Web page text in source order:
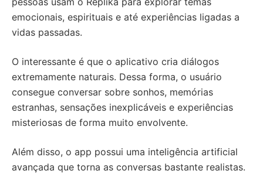
emocionais, espirituais e até experiências ligadas a
vidas passadas.
O interessante é que o aplicativo cria diálogos
extremamente naturais. Dessa forma, o usuário
consegue conversar sobre sonhos, memórias
estranhas, sensações inexplicáveis e experiências
misteriosas de forma muito envolvente.
Além disso, o app possui uma inteligência artificial
avançada que torna as conversas bastante realistas.